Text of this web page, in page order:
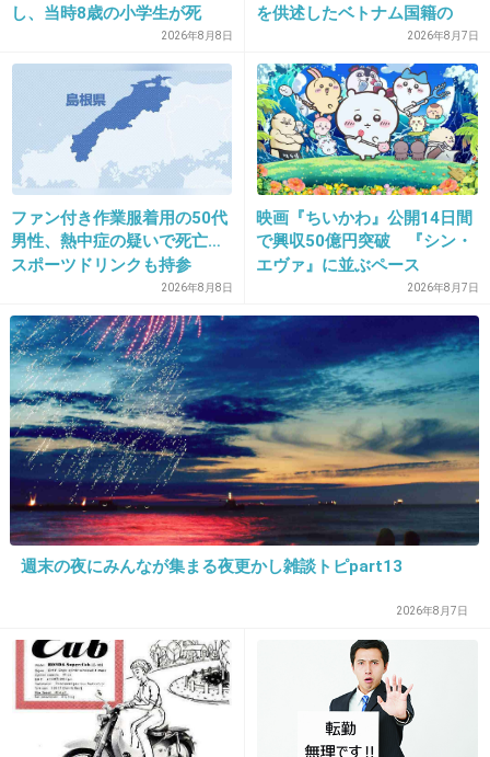
し、当時8歳の小学生が死
亡 イベントの引率責任者の
町職員を「減給」の懲戒処
分 児童の両親は「軽過ぎ
る」「全く納得できない」
島根県邑南町
2026年8月8日
を供述したベトナム国籍の
男、在留資格なし…奪った車
で“3台追突”の逃走劇
2026年8月7日
ファン付き作業服着用の50代
男性、熱中症の疑いで死亡…
スポーツドリンクも持参
2026年8月8日
映画『ちいかわ』公開14日間
で興収50億円突破 『シン・
エヴァ』に並ぶペース
2026年8月7日
週末の夜にみんなが集まる夜更かし雑談トピpart13
2026年8月7日